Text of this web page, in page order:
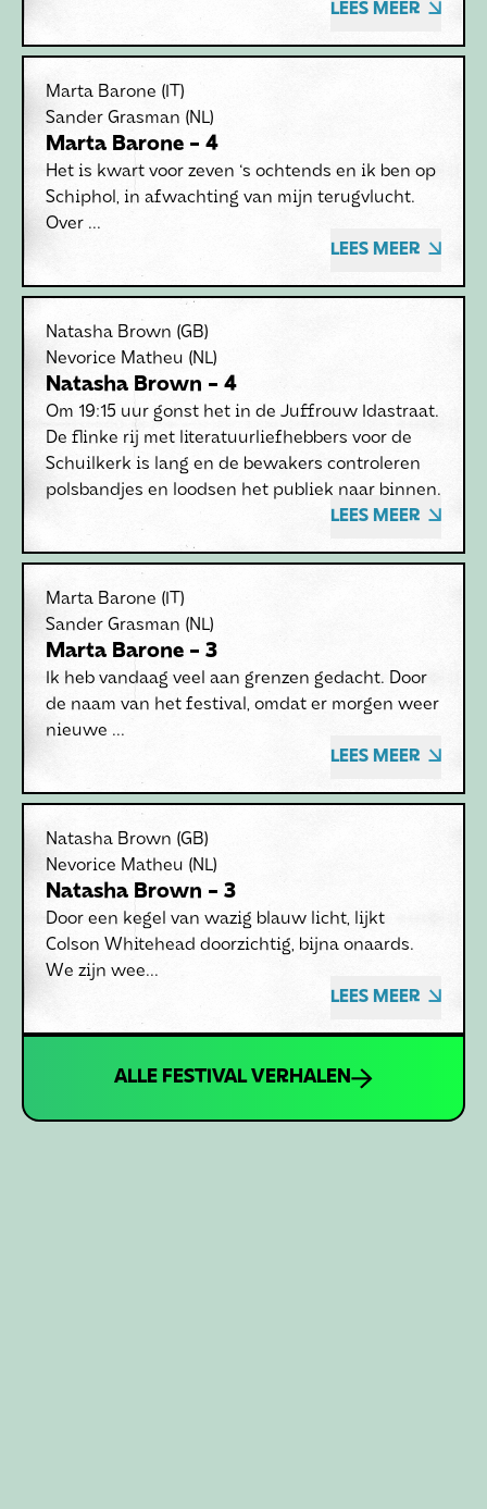
LEES MEER
Marta Barone (IT)
Sander Grasman (NL)
Marta Barone - 4
Het is kwart voor zeven ‘s ochtends en ik ben op
Schiphol, in afwachting van mijn terugvlucht.
Over ...
LEES MEER
Natasha Brown (GB)
Nevorice Matheu (NL)
Natasha Brown - 4
Om 19:15 uur gonst het in de Juffrouw Idastraat.
De flinke rij met literatuurliefhebbers voor de
Schuilkerk is lang en de bewakers controleren
polsbandjes en loodsen het publiek naar binnen.
LEES MEER
Marta Barone (IT)
Sander Grasman (NL)
Marta Barone - 3
Ik heb vandaag veel aan grenzen gedacht. Door
de naam van het festival, omdat er morgen weer
nieuwe ...
LEES MEER
Natasha Brown (GB)
Nevorice Matheu (NL)
Natasha Brown - 3
Door een kegel van wazig blauw licht, lijkt
Colson Whitehead doorzichtig, bijna onaards.
We zijn wee...
LEES MEER
ALLE FESTIVAL VERHALEN